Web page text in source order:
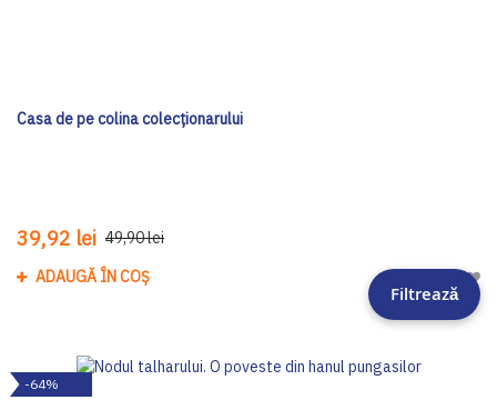
Casa de pe colina colecționarului
39,92 lei 49,90 lei
ADAUGĂ ÎN COȘ
-64%
Filtrează